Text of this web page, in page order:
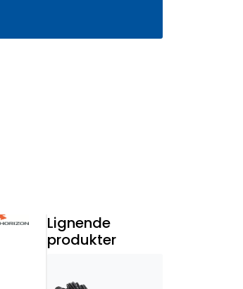
Lignende
produkter